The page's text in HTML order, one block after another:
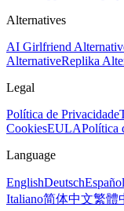
Alternatives
AI Girlfriend
AlternativeReplika
Legal
Política de Privacidade
CookiesEULAPolítica
Language
EnglishDeutschEspañol
Italiano简体中文繁體